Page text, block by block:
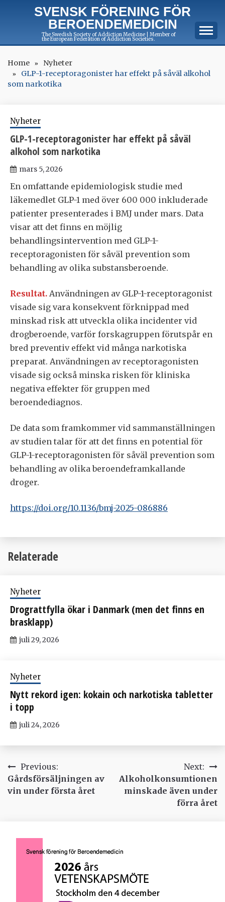
SVENSK FÖRENING FÖR
BEROENDEMEDICIN
The Swedish Society of Addiction Medicine | Member of
the European Federation of Addiction Societies.
Home
Nyheter
GLP-1-receptoragonister har effekt på såväl alkohol
som narkotika
Nyheter
GLP-1-receptoragonister har effekt på såväl
alkohol som narkotika
mars 5, 2026
En omfattande epidemiologisk studie med
läkemedlet GLP-1 med över 600 000 inkluderade
patienter presenterades i BMJ under mars. Data
visar att det finns en möjlig
behandlingsintervention med GLP-1-
receptoragonisten för såväl prevention som
behandling av olika substansberoende.
Resultat. Användningen av GLP-1-receptoragonist
visade sig vara konsekvent förknippad med
minskad risk att utveckla olika incidenter vid
drogberoende, varför forskagruppen förutspår en
bred preventiv effekt vid många narkotiska
preparat. Användningen av receptoragonisten
visade sig också minska risken för kliniska
negativa effekter för gruppen med
beroendediagnos.
De data som framkommer vid sammanställningen
av studien talar för att det finns en potential för
GLP-1-receptoragonisten för såväl prevention som
behandling av olika beroendeframkallande
droger.
https://doi.org/10.1136/bmj-2025-086886
Relaterade
Nyheter
Drograttfylla ökar i Danmark (men det finns en
brasklapp)
juli 29, 2026
Nyheter
Nytt rekord igen: kokain och narkotiska tabletter
i topp
juli 24, 2026
Inläggsnavigering
Previous:
Gårdsförsäljningen av
vin under första året
Next:
Alkoholkonsumtionen
minskade även under
förra året